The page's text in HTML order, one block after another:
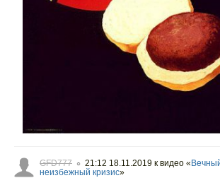
GFD777 ○ 21:12 18.11.2019 к видео «
неизбежный кризис»